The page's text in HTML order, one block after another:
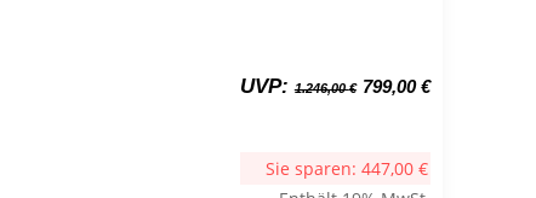
UVP: 1.246,00€ Ursprünglicher
1.246,00 €
799,00€Aktueller
Sie sparen: 447,00 €